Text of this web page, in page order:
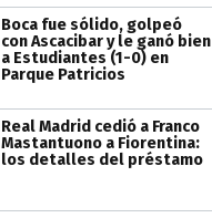
Boca fue sólido, golpeó
con Ascacibar y le ganó bien
a Estudiantes (1-0) en
Parque Patricios
Real Madrid cedió a Franco
Mastantuono a Fiorentina:
los detalles del préstamo